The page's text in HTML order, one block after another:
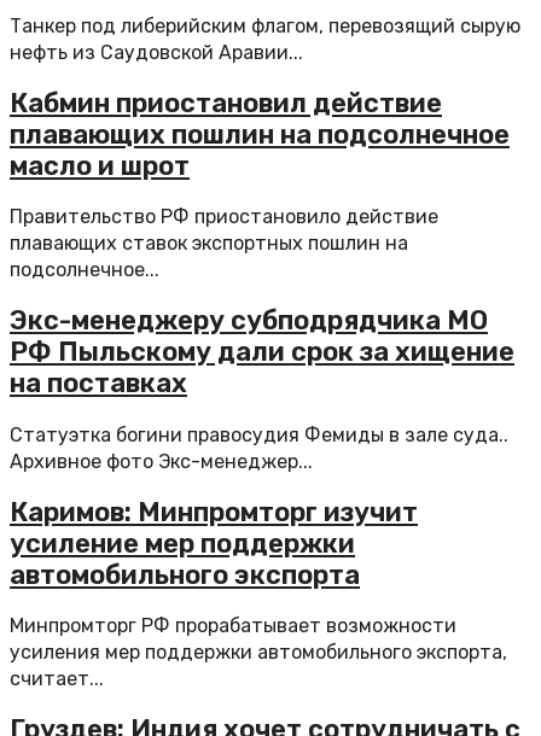
Танкер под либерийским флагом, перевозящий сырую
нефть из Саудовской Аравии...
Кабмин приостановил действие
плавающих пошлин на подсолнечное
масло и шрот
Правительство РФ приостановило действие
плавающих ставок экспортных пошлин на
подсолнечное...
Экс-менеджеру субподрядчика МО
РФ Пыльскому дали срок за хищение
на поставках
Статуэтка богини правосудия Фемиды в зале суда..
Архивное фото Экс-менеджер...
Каримов: Минпромторг изучит
усиление мер поддержки
автомобильного экспорта
Минпромторг РФ прорабатывает возможности
усиления мер поддержки автомобильного экспорта,
считает...